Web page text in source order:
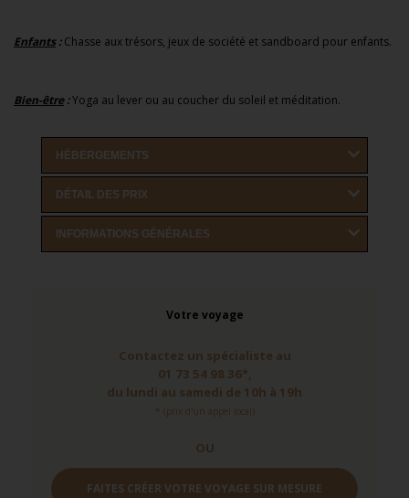
Enfants:Chasse aux trésors, jeux de société et sandboard pour enfants.
Bien-être:Yoga au lever ou au coucher du soleil et méditation.
HÉBERGEMENTS
DÉTAIL DES PRIX
INFORMATIONS GÉNÉRALES
Votre voyage
Contactez un spécialiste au
01 73 54 98 36*,
du lundi au samedi de 10h à 19h
* (prix d'un appel local)
OU
FAITES CRÉER VOTRE VOYAGE SUR MESURE